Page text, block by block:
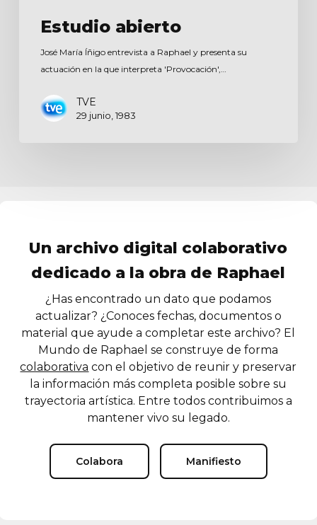
Estudio abierto
José María Íñigo entrevista a Raphael y presenta su
actuación en la que interpreta 'Provocación',…
TVE
29 junio, 1983
Un archivo digital colaborativo
dedicado a la obra de Raphael
¿Has encontrado un dato que podamos
actualizar? ¿Conoces fechas, documentos o
material que ayude a completar este archivo? El
Mundo de Raphael se construye de forma
colaborativa con el objetivo de reunir y preservar
la información más completa posible sobre su
trayectoria artística. Entre todos contribuimos a
mantener vivo su legado.
Colabora Manifiesto